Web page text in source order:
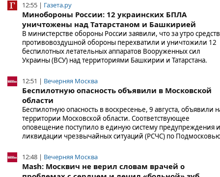
12:55 | Газета.ру
Минобороны России: 12 украинских БПЛА
уничтожены над Татарстаном и Башкирией
В министерстве обороны России заявили, что за утро
противовоздушной обороны перехватили и уничтожили 12
беспилотных летательных аппаратов Вооруженных сил
Украины (ВСУ) над территориями Башкирии и Татарстана.
12:51 | Вечерняя Москва
Беспилотную опасность объявили в Московской
области
Беспилотную опасность в воскресенье, 9 августа, объявили
территории Московской области. Соответствующее
оповещение поступило в единую систему предупреждения и
ликвидации чрезвычайных ситуаций (РСЧС) по
12:48 | Вечерняя Москва
Mash: Москвич не верил словам врачей о